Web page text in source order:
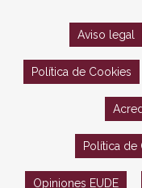
Aviso legal
Política de Cookies
Política de
Opiniones EUDE